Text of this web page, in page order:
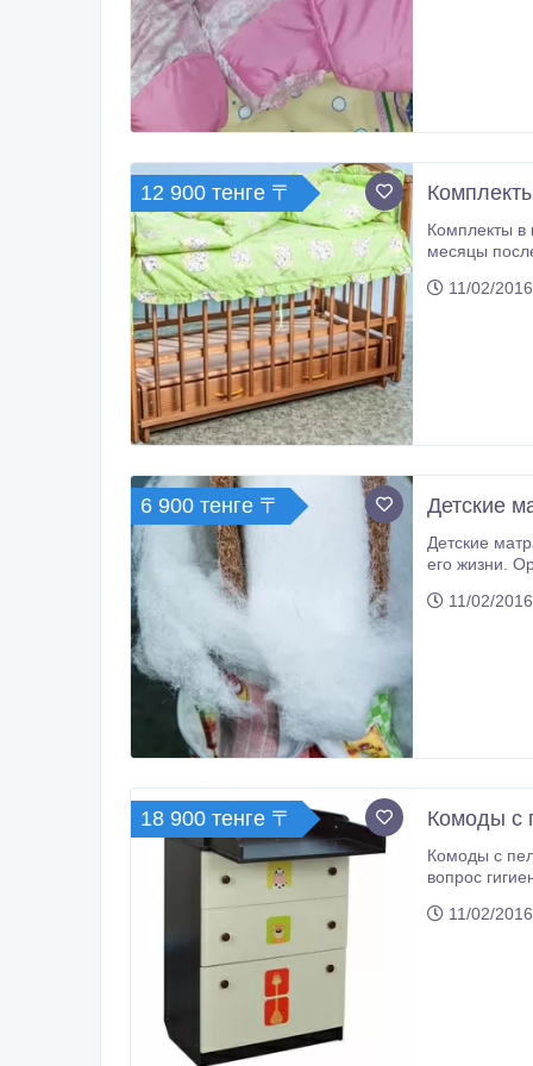
12 900 тенге 〒
Комплекты в кроватки, 6 предметов (бортики, подушка, одеяльце,
месяцы после
11/02/
6 900 тенге 〒 Детские
Детские
его жизни.
11/02/
18 900 тенге 〒 Комоды с
Комоды с
вопрос гигиены - один из
11/02/